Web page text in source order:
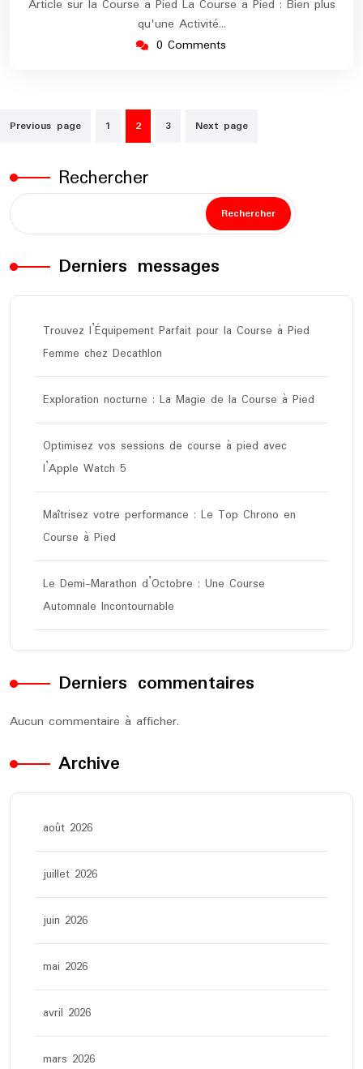
Article sur la Course à Pied La Course à Pied : Bien plus
qu'une Activité…
0 Comments
Pagination
publications
Previous page 1 2 3 Next page
Rechercher
Rechercher
Derniers messages
Trouvez l’Équipement Parfait pour la Course à Pied
Femme chez Decathlon
Exploration nocturne : La Magie de la Course à Pied
Optimisez vos sessions de course à pied avec
l’Apple Watch 5
Maîtrisez votre performance : Le Top Chrono en
Course à Pied
Le Demi-Marathon d’Octobre : Une Course
Automnale Incontournable
Derniers commentaires
Aucun commentaire à afficher.
Archive
août 2026
juillet 2026
juin 2026
mai 2026
avril 2026
mars 2026